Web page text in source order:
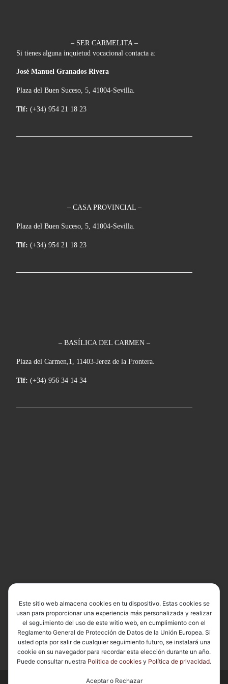
– SER CARMELITA –
Si tienes alguna inquietud vocacional contacta a:
José Manuel Granados Rivera
Plaza del Buen Suceso, 5, 41004-Sevilla.
Tlf: (+34) 954 21 18 23
– CASA PROVINCIAL –
Plaza del Buen Suceso, 5, 41004-Sevilla.
Tlf: (+34) 954 21 18 23
– BASÍLICA DEL CARMEN –
Plaza del Carmen,1, 11403-Jerez de la Frontera.
Tlf: (+34) 956 34 14 34
Este sitio web almacena cookies en tu dispositivo. Estas cookies se
usan para proporcionar una experiencia más personalizada y realizar
el seguimiento del uso de este witio web, en cumplimiento con el
Reglamento General de Protección de Datos de la Unión Europea. Si
usted opta por salir de cualquier seguimiento futuro, se instalará una
cookie en su navegador para recordar esta elección durante un año.
Puede consultar nuestra Política de cookies y Política de privacidad.
Aceptar o Rechazar